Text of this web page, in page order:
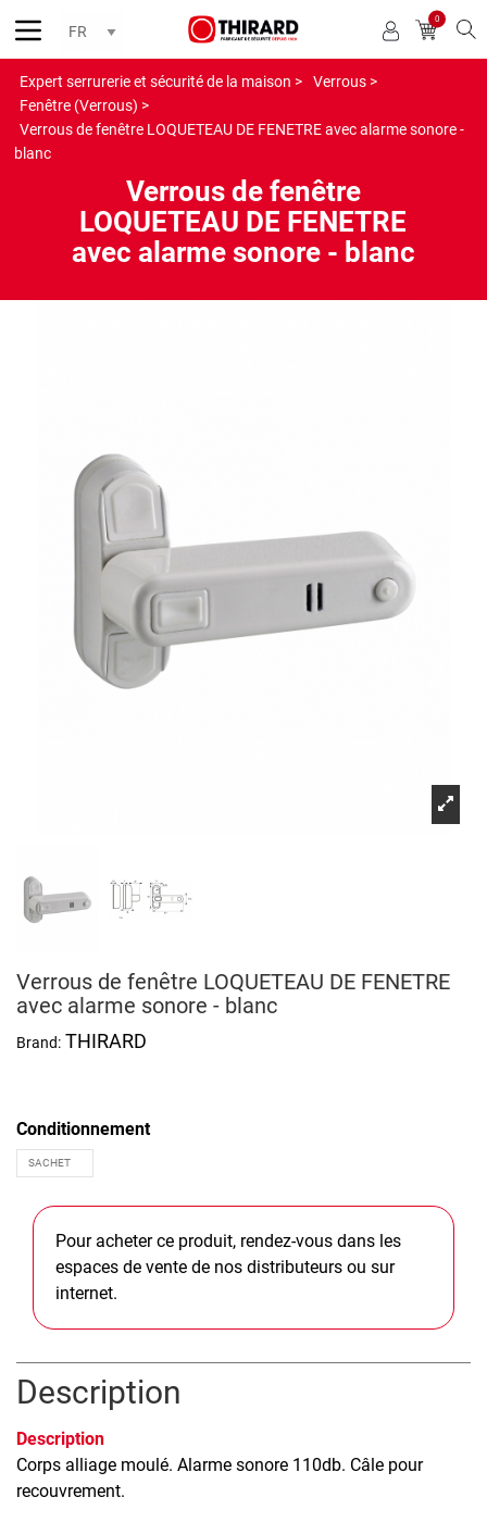
0
Expert serrurerie et sécurité de la maison >
Verrous >
Fenêtre (Verrous) >
Verrous de fenêtre LOQUETEAU DE FENETRE avec alarme sonore -
blanc
Verrous de fenêtre
LOQUETEAU DE FENETRE
avec alarme sonore - blanc
Verrous de fenêtre LOQUETEAU DE FENETRE
avec alarme sonore - blanc
Brand: THIRARD
Conditionnement
Pour acheter ce produit, rendez-vous dans les
espaces de vente de nos distributeurs ou sur
internet.
Description
Description
Corps alliage moulé. Alarme sonore 110db. Câle pour
recouvrement.